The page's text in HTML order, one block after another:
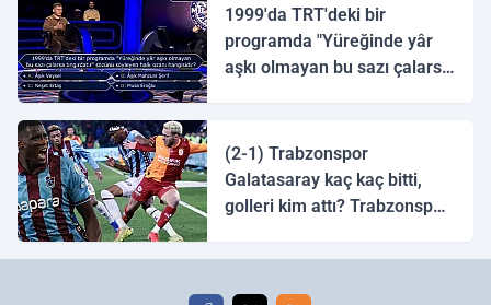
1999'da TRT'deki bir
programda "Yüreğinde yâr
aşkı olmayan bu sazı çalarsa
(2-1) Trabzonspor
Galatasaray kaç kaç bitti,
golleri kim attı? Trabzonspor
golleri!